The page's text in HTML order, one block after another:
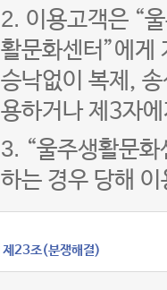
2. 이용고객은 “
활문화센터”에게
승낙없이 복제,
용하거나 제3자
3. “울주생활문
하는 경우 당해
제23조(분쟁해결)